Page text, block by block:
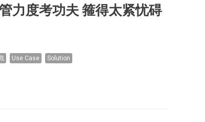
力度考功夫 箍得太紧忧碍
Use Case Solution